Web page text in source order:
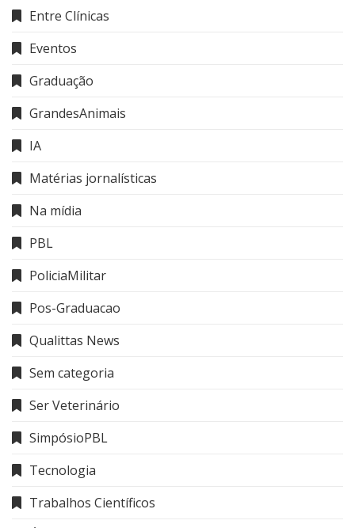
Entre Clínicas
Eventos
Graduação
GrandesAnimais
IA
Matérias jornalísticas
Na mídia
PBL
PoliciaMilitar
Pos-Graduacao
Qualittas News
Sem categoria
Ser Veterinário
SimpósioPBL
Tecnologia
Trabalhos Científicos